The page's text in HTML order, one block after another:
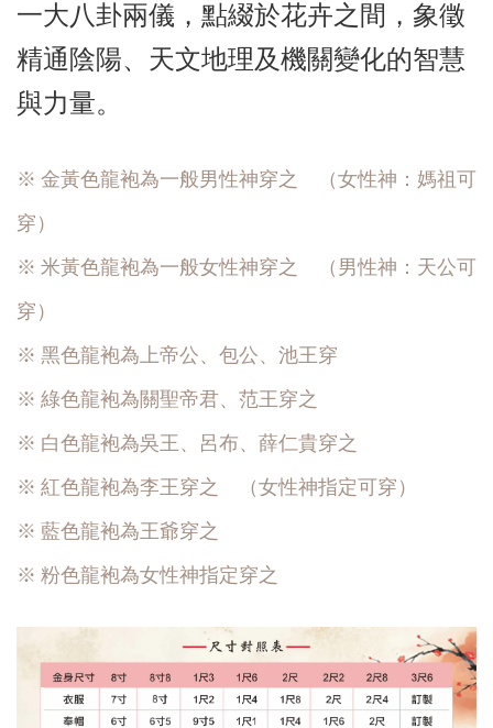
一大八卦兩儀，點綴於花卉之間，象徵
精通陰陽、天文地理及機關變化的智慧
與力量。
※ 金黃色龍袍為一般男性神穿之 （女性神：媽祖可
穿）
※ 米黃色龍袍為一般女性神穿之 （男性神：天公可
穿）
※ 黑色龍袍為上帝公、包公、池王穿
※ 綠色龍袍為關聖帝君、范王穿之
※ 白色龍袍為吳王、呂布、薛仁貴穿之
※ 紅色龍袍為李王穿之 （女性神指定可穿）
※ 藍色龍袍為王爺穿之
※ 粉色龍袍為女性神指定穿之